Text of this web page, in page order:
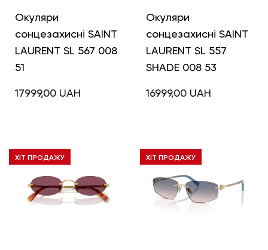
Окуляри
сонцезахисні SAINT
LAURENT SL 567 008
51
17999,00 UAH
Окуляри
сонцезахисні SAINT
LAURENT SL 557
SHADE 008 53
16999,00 UAH
ХІТ ПРОДАЖУ ХІТ ПРОДАЖУ